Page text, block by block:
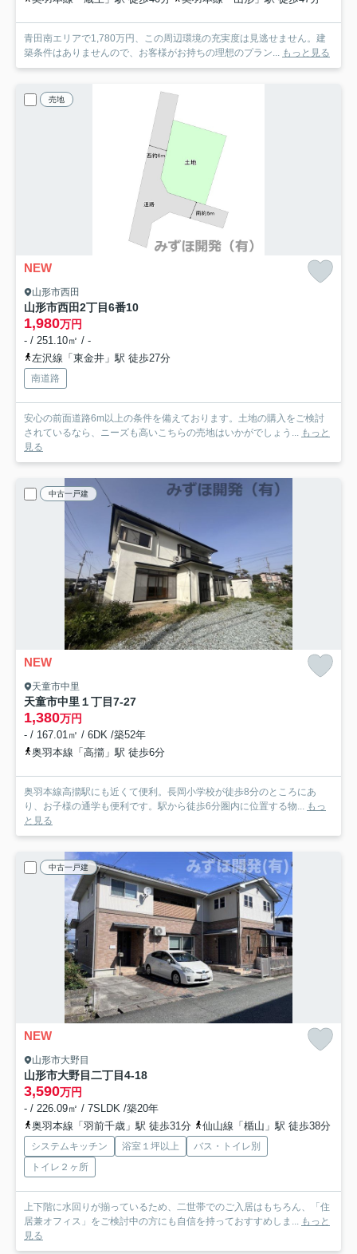
青田南エリアで1,780万円、この周辺環境の充実度は見逃せません。建
築条件はありませんので、お客様がお持ちの理想のプラン... もっと見る
売地
NEW
山形市西田
山形市西田2丁目6番10
1,980万円
- / 251.10㎡ / -
左沢線「東金井」駅 徒歩27分
南道路
安心の前面道路6m以上の条件を備えております。土地の購入をご検討
されているなら、ニーズも高いこちらの売地はいかがでしょう... もっと
見る
中古一戸建
NEW
天童市中里
天童市中里１丁目7-27
1,380万円
- / 167.01㎡ / 6DK /築52年
奥羽本線「高擶」駅 徒歩6分
奥羽本線高擶駅にも近くて便利。長岡小学校が徒歩8分のところにあ
り、お子様の通学も便利です。駅から徒歩6分圏内に位置する物... もっ
と見る
中古一戸建
NEW
山形市大野目
山形市大野目二丁目4-18
3,590万円
- / 226.09㎡ / 7SLDK /築20年
奥羽本線「羽前千歳」駅 徒歩31分
仙山線「楯山」駅 徒歩38分
システムキッチン 浴室１坪以上
バス・トイレ別
トイレ２ヶ所
上下階に水回りが揃っているため、二世帯でのご入居はもちろん、「住
居兼オフィス」をご検討中の方にも自信を持っておすすめしま... もっと
見る